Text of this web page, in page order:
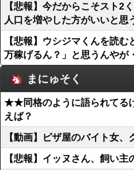
【悲報】今だからこそスト2
人口を増やした方がいいと思
【悲報】ウシジマくんを読
万稼げるん？」と思うんやが
まにゅそく
★★同格のように語られてる
えば？
【動画】ピザ屋のバイト女
【悲報】イッヌさん、飼い